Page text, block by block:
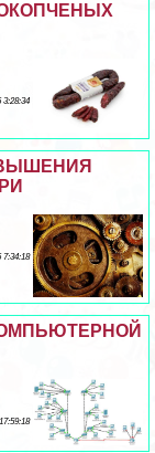
3:28:34
7:34:18